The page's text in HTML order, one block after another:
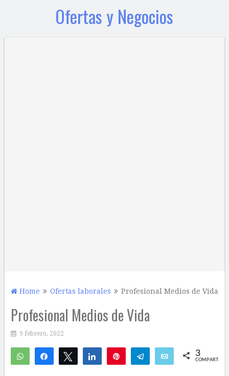
Ofertas y Negocios
Home Ofertas laborales Profesional Medios de Vida
Profesional Medios de Vida
9 febrero, 2022
WhatsAppCompartirTwittear Compartir Telegram Email 3
COMPARTIR